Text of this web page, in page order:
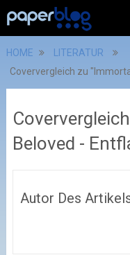
HOME
LITERATUR
Coververgleich zu
Beloved -
Autor Des